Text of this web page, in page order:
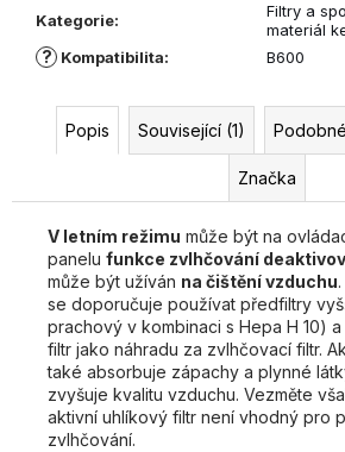
Kategorie:
Filtry a
materiál
? Kompatibilita: B600
Popis Související (1)
Značka
V letním režimu může být na
panelu funkce zvlhčování
může být užíván na čištění vzduchu
se doporučuje používat předfiltry
prachový v kombinaci s Hepa H 10)
filtr jako náhradu za zvlhčovací filtr.
také absorbuje zápachy a plynné
zvyšuje kvalitu vzduchu. Vezměte
aktivní uhlíkový filtr není vhodný pro
zvlhčování.
CASHBACK
101